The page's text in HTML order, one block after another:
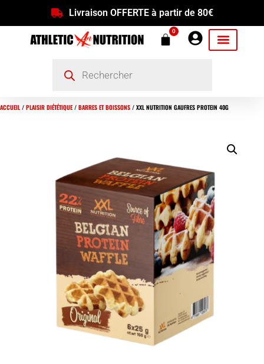
Livraison OFFERTE à partir de 80€
0
ACCUEIL/ PLAISIR DIÉTÉTIQUE/ BARRES ET BOISSONS / XXL NUTRITION GAUFRES PROTEIN 40G